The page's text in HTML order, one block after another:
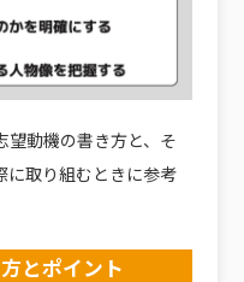
望動機の書き方と、そ
に取り組むときに参考
とポイント